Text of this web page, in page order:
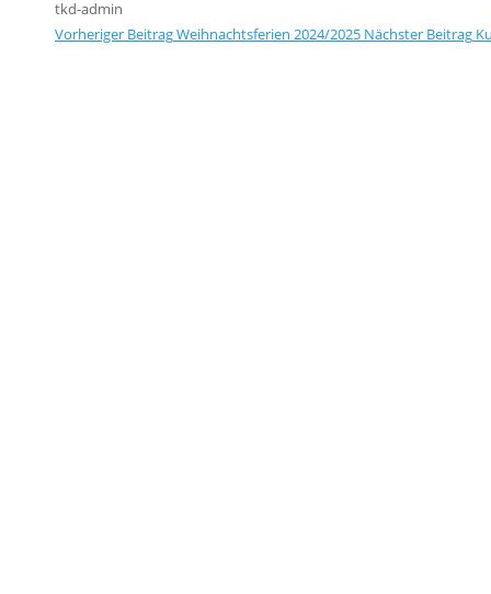
tkd-admin
Vorheriger BeitragWeihnachtsferien 2024/2025 Nächster Beitrag